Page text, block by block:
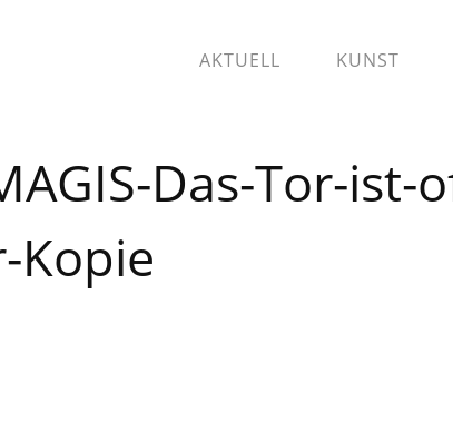
AKTUELL KUNST
Das-Tor-ist-
Kopie